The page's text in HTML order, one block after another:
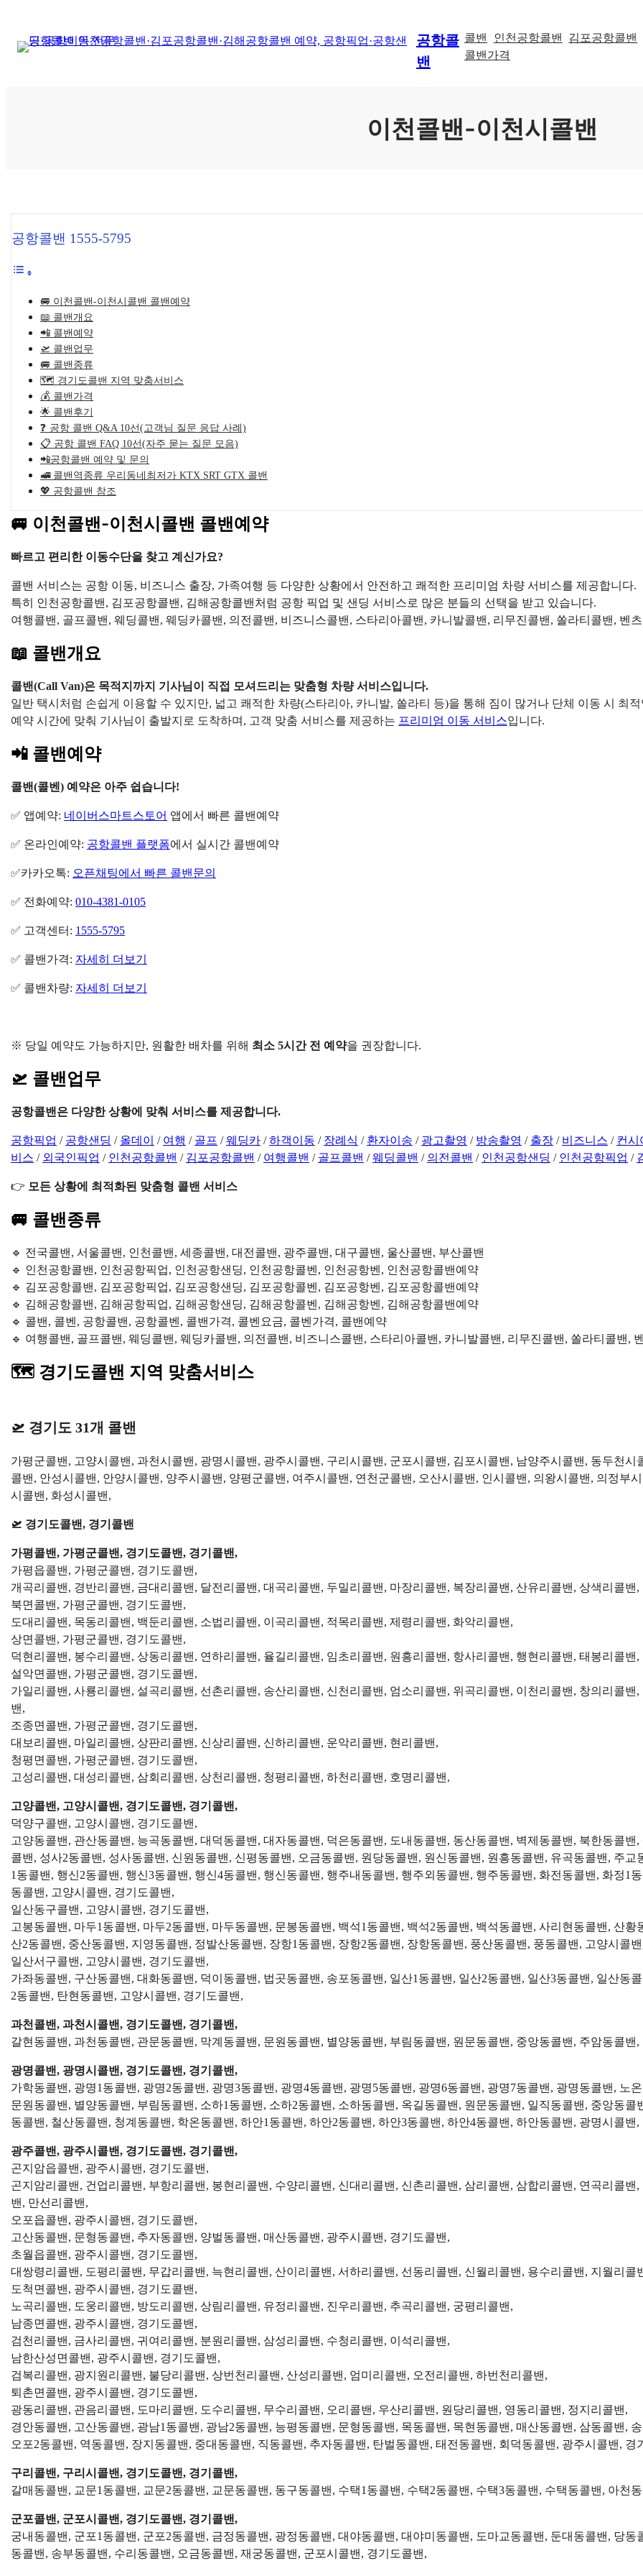
공항콜
밴
콜밴 인천공항콜밴 김포공항콜밴
콜밴가격
이천콜밴-이천시콜밴
공항콜밴 1555-5795
🚐 이천콜밴-이천시콜밴 콜밴예약
📖 콜밴개요
📲 콜밴예약
🛫 콜밴업무
🚐 콜밴종류
🗺️ 경기도콜밴 지역 맞춤서비스
💰 콜밴가격
🌟 콜밴후기
❓ 공항 콜밴 Q&A 10선(고객님 질문 응답 사례)
📋 공항 콜밴 FAQ 10선(자주 묻는 질문 모음)
📲공항콜밴 예약 및 문의
🚅 콜밴역종류 우리동네최저가 KTX SRT GTX 콜밴
💖 공항콜밴 참조
🚐 이천콜밴-이천시콜밴 콜밴예약
빠르고 편리한 이동수단을 찾고 계신가요?
콜밴 서비스는 공항 이동, 비즈니스 출장, 가족여행 등 다양한 상황에서 안전하고 쾌적한 프리미엄 차량 서비스를 제공합니다.
특히 인천공항콜밴, 김포공항콜밴, 김해공항콜밴처럼 공항 픽업 및 샌딩 서비스로 많은 분들의 선택을 받고 있습니다.
여행콜밴, 골프콜밴, 웨딩콜밴, 웨딩카콜밴, 의전콜밴, 비즈니스콜밴, 스타리아콜밴, 카니발콜밴, 리무진콜밴, 쏠라티콜밴, 벤
📖 콜밴개요
콜밴(Call Van)은 목적지까지 기사님이 직접 모셔드리는 맞춤형 차량 서비스입니다.
일반 택시처럼 손쉽게 이용할 수 있지만, 넓고 쾌적한 차량(스타리아, 카니발, 쏠라티 등)을 통해 짐이 많거나 단체 이동 시 최적
예약 시간에 맞춰 기사님이 출발지로 도착하며, 고객 맞춤 서비스를 제공하는 프리미엄 이동 서비스입니다.
📲 콜밴예약
콜밴(콜벤) 예약은 아주 쉽습니다!
✅ 앱예약: 네이버스마트스토어 앱에서 빠른 콜밴예약
✅ 온라인예약: 공항콜밴 플랫폼에서 실시간 콜밴예약
✅카카오톡: 오픈채팅에서 빠른 콜밴문의
✅ 전화예약:010-4381-0105
✅ 고객센터: 1555-5795
✅ 콜밴가격: 자세히 더보기
✅ 콜밴차량: 자세히 더보기
※ 당일 예약도 가능하지만, 원활한 배차를 위해 최소 5시간 전 예약을 권장합니다.
🛫 콜밴업무
공항콜밴은 다양한 상황에 맞춰 서비스를 제공합니다.
공항픽업 / 공항샌딩 / 올데이 / 여행 / 골프 /웨딩카 /하객이동 / 장례식 / 환자이송 / 광고촬영 / 방송촬영 / 출장 / 비즈니스 / 컨시
비스 / 외국인픽업 / 인천공항콜밴 / 김포공항콜밴 / 여행콜밴 / 골프콜밴 /웨딩콜밴 / 의전콜밴 / 인천공항샌딩 / 인천공항픽업 /
👉 모든 상황에 최적화된 맞춤형 콜밴 서비스
🚐 콜밴종류
🔹 전국콜밴, 서울콜밴, 인천콜밴, 세종콜밴, 대전콜밴, 광주콜밴, 대구콜밴, 울산콜밴, 부산콜밴
🔹 인천공항콜밴, 인천공항픽업, 인천공항샌딩, 인천공항콜벤, 인천공항벤, 인천공항콜밴예약
🔹 김포공항콜밴, 김포공항픽업, 김포공항샌딩, 김포공항콜벤, 김포공항벤, 김포공항콜밴예약
🔹 김해공항콜밴, 김해공항픽업, 김해공항샌딩, 김해공항콜벤, 김해공항벤, 김해공항콜밴예약
🔹 콜밴, 콜벤, 공항콜밴, 공항콜벤, 콜밴가격, 콜벤요금, 콜벤가격, 콜밴예약
🔹 여행콜밴, 골프콜밴, 웨딩콜밴, 웨딩카콜밴, 의전콜밴, 비즈니스콜밴, 스타리아콜밴, 카니발콜밴, 리무진콜밴, 쏠라티콜밴,
🗺️ 경기도콜밴 지역 맞춤서비스
🛫 경기도 31개 콜밴
가평군콜밴, 고양시콜밴, 과천시콜밴, 광명시콜밴, 광주시콜밴, 구리시콜밴, 군포시콜밴, 김포시콜밴, 남양주시콜밴, 동두천
콜밴, 안성시콜밴, 안양시콜밴, 양주시콜밴, 양평군콜밴, 여주시콜밴, 연천군콜밴, 오산시콜밴, 인시콜밴, 의왕시콜밴, 의정부
시콜밴, 화성시콜밴,
🛫 경기도콜밴, 경기콜밴
가평콜밴, 가평군콜밴, 경기도콜밴, 경기콜밴,
가평읍콜밴, 가평군콜밴, 경기도콜밴,
개곡리콜밴, 경반리콜밴, 금대리콜밴, 달전리콜밴, 대곡리콜밴, 두밀리콜밴, 마장리콜밴, 복장리콜밴, 산유리콜밴, 상색리콜
북면콜밴, 가평군콜밴, 경기도콜밴,
도대리콜밴, 목동리콜밴, 백둔리콜밴, 소법리콜밴, 이곡리콜밴, 적목리콜밴, 제령리콜밴, 화악리콜밴,
상면콜밴, 가평군콜밴, 경기도콜밴,
덕현리콜밴, 봉수리콜밴, 상동리콜밴, 연하리콜밴, 율길리콜밴, 임초리콜밴, 원흥리콜밴, 항사리콜밴, 행현리콜밴, 태봉리콜밴,
설악면콜밴, 가평군콜밴, 경기도콜밴,
가일리콜밴, 사룡리콜밴, 설곡리콜밴, 선촌리콜밴, 송산리콜밴, 신천리콜밴, 엄소리콜밴, 위곡리콜밴, 이천리콜밴, 창의리콜
밴,
조종면콜밴, 가평군콜밴, 경기도콜밴,
대보리콜밴, 마일리콜밴, 상판리콜밴, 신상리콜밴, 신하리콜밴, 운악리콜밴, 현리콜밴,
청평면콜밴, 가평군콜밴, 경기도콜밴,
고성리콜밴, 대성리콜밴, 삼회리콜밴, 상천리콜밴, 청평리콜밴, 하천리콜밴, 호명리콜밴,
고양콜밴, 고양시콜밴, 경기도콜밴, 경기콜밴,
덕양구콜밴, 고양시콜밴, 경기도콜밴,
고양동콜밴, 관산동콜밴, 능곡동콜밴, 대덕동콜밴, 대자동콜밴, 덕은동콜밴, 도내동콜밴, 동산동콜밴, 벽제동콜밴, 북한동콜
콜밴, 성사2동콜밴, 성사동콜밴, 신원동콜밴, 신평동콜밴, 오금동콜밴, 원당동콜밴, 원신동콜밴, 원흥동콜밴, 유곡동콜밴, 주
1동콜밴, 행신2동콜밴, 행신3동콜밴, 행신4동콜밴, 행신동콜밴, 행주내동콜밴, 행주외동콜밴, 행주동콜밴, 화전동콜밴, 화정1
동콜밴, 고양시콜밴, 경기도콜밴,
일산동구콜밴, 고양시콜밴, 경기도콜밴,
고봉동콜밴, 마두1동콜밴, 마두2동콜밴, 마두동콜밴, 문봉동콜밴, 백석1동콜밴, 백석2동콜밴, 백석동콜밴, 사리현동콜밴, 산
산2동콜밴, 중산동콜밴, 지영동콜밴, 정발산동콜밴, 장항1동콜밴, 장항2동콜밴, 장항동콜밴, 풍산동콜밴, 풍동콜밴, 고양시콜
일산서구콜밴, 고양시콜밴, 경기도콜밴,
가좌동콜밴, 구산동콜밴, 대화동콜밴, 덕이동콜밴, 법곳동콜밴, 송포동콜밴, 일산1동콜밴, 일산2동콜밴, 일산3동콜밴, 일산동
2동콜밴, 탄현동콜밴, 고양시콜밴, 경기도콜밴,
과천콜밴, 과천시콜밴, 경기도콜밴, 경기콜밴,
갈현동콜밴, 과천동콜밴, 관문동콜밴, 막계동콜밴, 문원동콜밴, 별양동콜밴, 부림동콜밴, 원문동콜밴, 중앙동콜밴, 주암동콜밴
광명콜밴, 광명시콜밴, 경기도콜밴, 경기콜밴,
가학동콜밴, 광명1동콜밴, 광명2동콜밴, 광명3동콜밴, 광명4동콜밴, 광명5동콜밴, 광명6동콜밴, 광명7동콜밴, 광명동콜밴, 노
문원동콜밴, 별양동콜밴, 부림동콜밴, 소하1동콜밴, 소하2동콜밴, 소하동콜밴, 옥길동콜밴, 원문동콜밴, 일직동콜밴, 중앙동
동콜밴, 철산동콜밴, 청계동콜밴, 학온동콜밴, 하안1동콜밴, 하안2동콜밴, 하안3동콜밴, 하안4동콜밴, 하안동콜밴, 광명시콜밴,
광주콜밴, 광주시콜밴, 경기도콜밴, 경기콜밴,
곤지암읍콜밴, 광주시콜밴, 경기도콜밴,
곤지암리콜밴, 건업리콜밴, 부항리콜밴, 봉현리콜밴, 수양리콜밴, 신대리콜밴, 신촌리콜밴, 삼리콜밴, 삼합리콜밴, 연곡리콜
밴, 만선리콜밴,
오포읍콜밴, 광주시콜밴, 경기도콜밴,
고산동콜밴, 문형동콜밴, 추자동콜밴, 양벌동콜밴, 매산동콜밴, 광주시콜밴, 경기도콜밴,
초월읍콜밴, 광주시콜밴, 경기도콜밴,
대쌍령리콜밴, 도평리콜밴, 무갑리콜밴, 늑현리콜밴, 산이리콜밴, 서하리콜밴, 선동리콜밴, 신월리콜밴, 용수리콜밴, 지월리콜
도척면콜밴, 광주시콜밴, 경기도콜밴,
노곡리콜밴, 도웅리콜밴, 방도리콜밴, 상림리콜밴, 유정리콜밴, 진우리콜밴, 추곡리콜밴, 궁평리콜밴,
남종면콜밴, 광주시콜밴, 경기도콜밴,
검천리콜밴, 금사리콜밴, 귀여리콜밴, 분원리콜밴, 삼성리콜밴, 수청리콜밴, 이석리콜밴,
남한산성면콜밴, 광주시콜밴, 경기도콜밴,
검복리콜밴, 광지원리콜밴, 불당리콜밴, 상번천리콜밴, 산성리콜밴, 엄미리콜밴, 오전리콜밴, 하번천리콜밴,
퇴촌면콜밴, 광주시콜밴, 경기도콜밴,
광동리콜밴, 관음리콜밴, 도마리콜밴, 도수리콜밴, 무수리콜밴, 오리콜밴, 우산리콜밴, 원당리콜밴, 영동리콜밴, 정지리콜밴,
경안동콜밴, 고산동콜밴, 광남1동콜밴, 광남2동콜밴, 능평동콜밴, 문형동콜밴, 목동콜밴, 목현동콜밴, 매산동콜밴, 삼동콜밴,
오포2동콜밴, 역동콜밴, 장지동콜밴, 중대동콜밴, 직동콜밴, 추자동콜밴, 탄벌동콜밴, 태전동콜밴, 회덕동콜밴, 광주시콜밴, 경
구리콜밴, 구리시콜밴, 경기도콜밴, 경기콜밴,
갈매동콜밴, 교문1동콜밴, 교문2동콜밴, 교문동콜밴, 동구동콜밴, 수택1동콜밴, 수택2동콜밴, 수택3동콜밴, 수택동콜밴, 아천
군포콜밴, 군포시콜밴, 경기도콜밴, 경기콜밴,
궁내동콜밴, 군포1동콜밴, 군포2동콜밴, 금정동콜밴, 광정동콜밴, 대야동콜밴, 대야미동콜밴, 도마교동콜밴, 둔대동콜밴, 당
동콜밴, 송부동콜밴, 수리동콜밴, 오금동콜밴, 재궁동콜밴, 군포시콜밴, 경기도콜밴,